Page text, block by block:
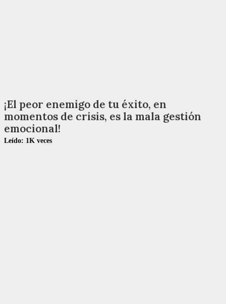
¡El peor enemigo de tu éxito, en
momentos de crisis, es la mala gestión
emocional!
Leído: 1K veces